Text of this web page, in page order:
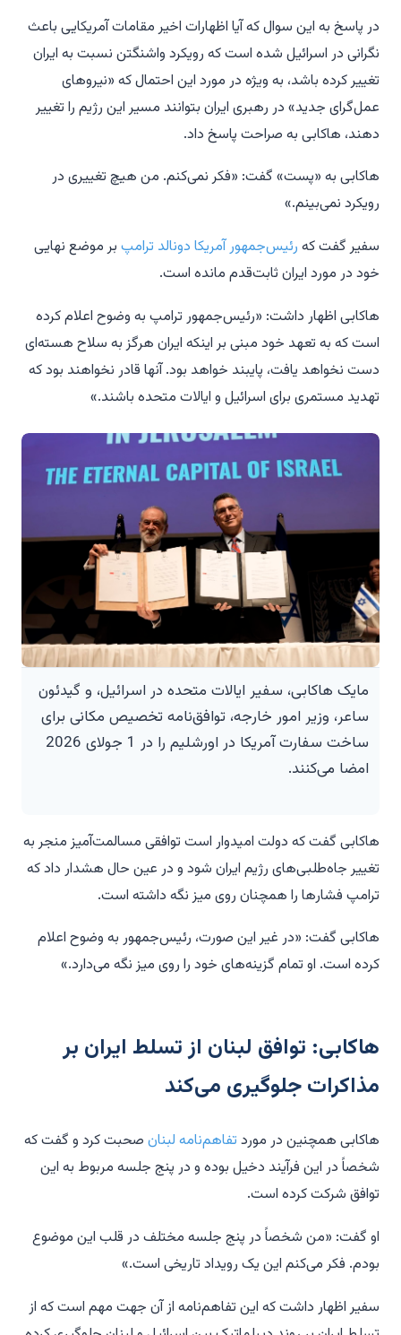
در پاسخ به این سوال که آیا اظهارات اخیر مقامات آمریکایی باعث
نگرانی در اسرائیل شده است که رویکرد واشنگتن نسبت به ایران
تغییر کرده باشد، به ویژه در مورد این احتمال که «نیروهای
عمل‌گرای جدید» در رهبری ایران بتوانند مسیر این رژیم را تغییر
دهند، هاکابی به صراحت پاسخ داد.
هاکابی به «پست» گفت: «فکر نمی‌کنم. من هیچ تغییری در
رویکرد نمی‌بینم.»
سفیر گفت که رئیس‌جمهور آمریکا دونالد ترامپ بر موضع نهایی
خود در مورد ایران ثابت‌قدم مانده است.
هاکابی اظهار داشت: «رئیس‌جمهور ترامپ به وضوح اعلام کرده
است که به تعهد خود مبنی بر اینکه ایران هرگز به سلاح هسته‌ای
دست نخواهد یافت، پایبند خواهد بود. آنها قادر نخواهند بود که
تهدید مستمری برای اسرائیل و ایالات متحده باشند.»
مایک هاکابی، سفیر ایالات متحده در اسرائیل، و گیدئون
ساعر، وزیر امور خارجه، توافق‌نامه تخصیص مکانی برای
ساخت سفارت آمریکا در اورشلیم را در 1 جولای 2026
امضا می‌کنند.
هاکابی گفت که دولت امیدوار است توافقی مسالمت‌آمیز منجر به
تغییر جاه‌طلبی‌های رژیم ایران شود و در عین حال هشدار داد که
ترامپ فشارها را همچنان روی میز نگه داشته است.
هاکابی گفت: «در غیر این صورت، رئیس‌جمهور به وضوح اعلام
کرده است. او تمام گزینه‌های خود را روی میز نگه می‌دارد.»
هاکابی: توافق لبنان از تسلط ایران بر
مذاکرات جلوگیری می‌کند
هاکابی همچنین در مورد تفاهم‌نامه لبنان صحبت کرد و گفت که
شخصاً در این فرآیند دخیل بوده و در پنج جلسه مربوط به این
توافق شرکت کرده است.
او گفت: «من شخصاً در پنج جلسه مختلف در قلب این موضوع
بودم. فکر می‌کنم این یک رویداد تاریخی است.»
سفیر اظهار داشت که این تفاهم‌نامه از آن جهت مهم است که از